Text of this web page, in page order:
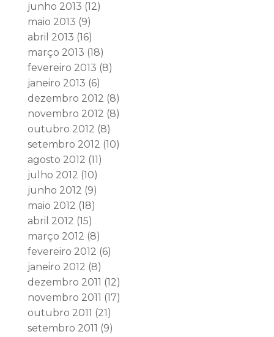
junho 2013 (12)
maio 2013 (9)
abril 2013 (16)
março 2013 (18)
fevereiro 2013 (8)
janeiro 2013 (6)
dezembro 2012 (8)
novembro 2012 (8)
outubro 2012 (8)
setembro 2012 (10)
agosto 2012 (11)
julho 2012 (10)
junho 2012 (9)
maio 2012 (18)
abril 2012 (15)
março 2012 (8)
fevereiro 2012 (6)
janeiro 2012 (8)
dezembro 2011 (12)
novembro 2011 (17)
outubro 2011 (21)
setembro 2011 (9)